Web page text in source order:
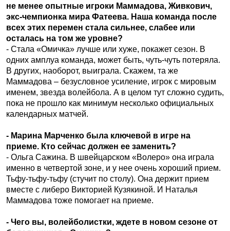
не менее опытные игроки Маммадова, Живкович,
экс-чемпионка мира Фатеева. Наша команда после
всех этих перемен стала сильнее, слабее или
осталась на том же уровне?
- Стала «Омичка» лучше или хуже, покажет сезон. В
одних амплуа команда, может быть, чуть-чуть потеряла.
В других, наоборот, выиграла. Скажем, та же
Маммадова – безусловное усиление, игрок с мировым
именем, звезда волейбола. А в целом тут сложно судить,
пока не прошло как минимум несколько официальных
календарных матчей.
- Марина Марченко была ключевой в игре на
приеме. Кто сейчас должен ее заменить?
- Ольга Сажина. В швейцарском «Волеро» она играла
именно в четвертой зоне, и у нее очень хороший прием.
Тьфу-тьфу-тьфу (стучит по столу). Она держит прием
вместе с либеро Викторией Кузякиной. И Наталья
Маммадова тоже помогает на приеме.
- Чего вы, волейболистки, ждете в новом сезоне от